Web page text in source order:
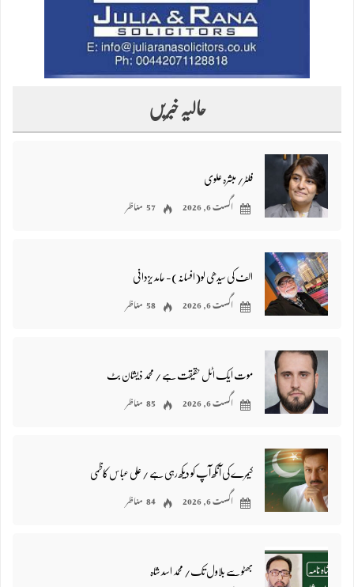
حالیہ خبریں
فلٹر/ مبشرہ علوی
اگست 6, 2026 57 مناظر
الف کی سیدھی لو(افسانہ)- حامد یزدانی
اگست 6, 2026 58 مناظر
موت ایک اٹل حقیقت ہے / محمد ذیشان بٹ
اگست 6, 2026 85 مناظر
کیمرے کی آنکھ آپ کو دیکھ رہی ہے / علی عباس کاظمی
اگست 6, 2026 84 مناظر
بھٹو سے بلاول تک/ محمد اسد شاہ